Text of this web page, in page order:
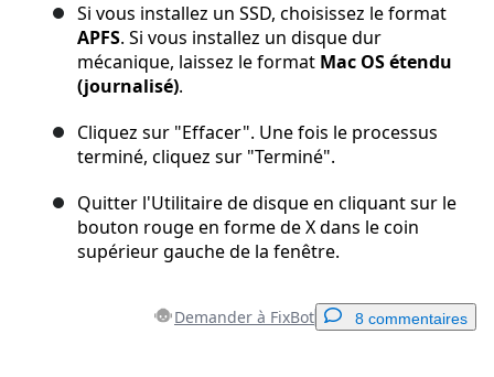
Si vous installez un SSD, choisissez le format
APFS. Si vous installez un disque dur
mécanique, laissez le format Mac OS étendu
(journalisé).
Cliquez sur "Effacer". Une fois le processus
terminé, cliquez sur "Terminé".
Quitter l'Utilitaire de disque en cliquant sur le
bouton rouge en forme de X dans le coin
supérieur gauche de la fenêtre.
Demander à FixBot 8 commentaires